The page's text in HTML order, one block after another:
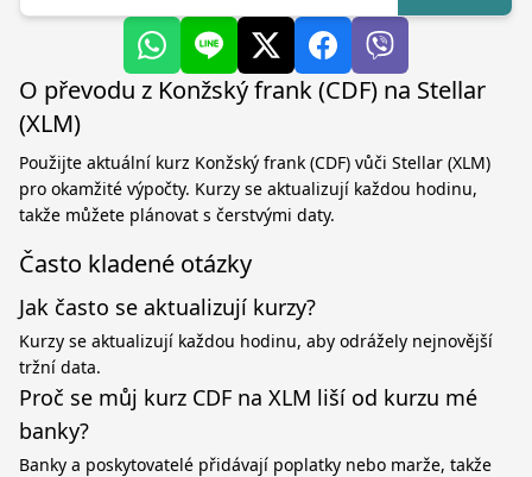
O převodu z Konžský frank (CDF) na Stellar
(XLM)
Použijte aktuální kurz Konžský frank (CDF) vůči Stellar (XLM)
pro okamžité výpočty. Kurzy se aktualizují každou hodinu,
takže můžete plánovat s čerstvými daty.
Často kladené otázky
Jak často se aktualizují kurzy?
Kurzy se aktualizují každou hodinu, aby odrážely nejnovější
tržní data.
Proč se můj kurz CDF na XLM liší od kurzu mé
banky?
Banky a poskytovatelé přidávají poplatky nebo marže, takže